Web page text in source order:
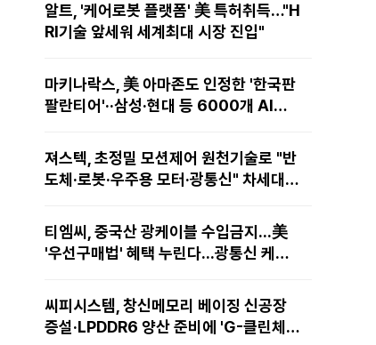
알트, '케어로봇 플랫폼' 美 특허취득…"H
RI기술 앞세워 세계최대 시장 진입"
마키나락스, 美 아마존도 인정한 '한국판
팔란티어'··삼성·현대 등 6000개 AI모
져스텍, 초정밀 모션제어 원천기술로 "반
도체·로봇·우주용 모터·광통신" 차세대
티엠씨, 중국산 광케이블 수입금지...美
'우선구매법' 혜택 누린다...광통신 케이
씨피시스템, 창신메모리 베이징 신공장
증설·LPDDR6 양산 준비에 'G-클린체